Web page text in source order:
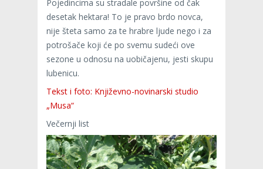
Pojedincima su stradale površine od čak
desetak hektara! To je pravo brdo novca,
nije šteta samo za te hrabre ljude nego i za
potrošače koji će po svemu sudeći ove
sezone u odnosu na uobičajenu, jesti skupu
lubenicu.
Tekst i foto: Književno-novinarski studio
„Musa“
Večernji list